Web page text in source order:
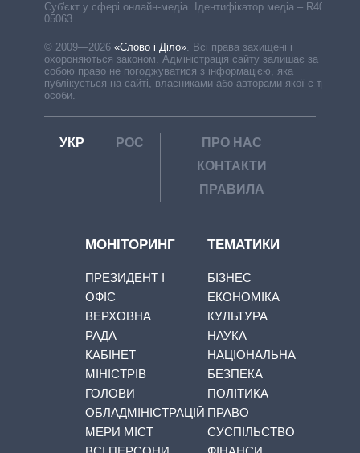
Cуб'єкт у сфері онлайн-медіа. Ідентифікатор медіа – R40-
05063
© 2009—2026 «Слово і Діло» Всі права захищені і
охороняються законом. Адміністрація сайту залишає за
собою право не погоджуватися з інформацією, яка
публікується на сайті, власниками або авторами якої є треті
особи.
УКР РОС
ПРО НАС
КОНТАКТИ
ПРАВИЛА
МОНІТОРИНГ
ПРЕЗИДЕНТ І
ОФІС
ВЕРХОВНА
РАДА
КАБІНЕТ
МІНІСТРІВ
ГОЛОВИ
ОБЛАДМІНІСТРАЦІЙ
МЕРИ МІСТ
ТЕМАТИКИ
БІЗНЕС
ЕКОНОМІКА
КУЛЬТУРА
НАУКА
НАЦІОНАЛЬНА
БЕЗПЕКА
ПОЛІТИКА
ПРАВО
СУСПІЛЬСТВО